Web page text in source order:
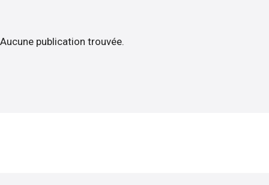
Aucune publication trouvée.